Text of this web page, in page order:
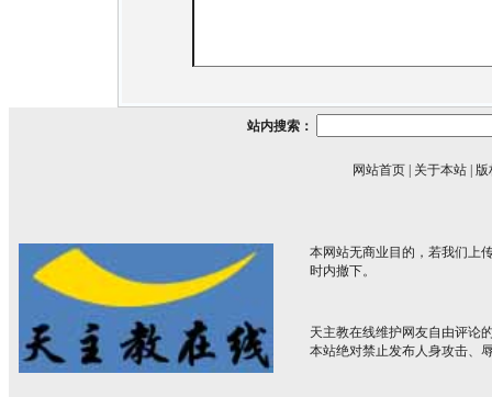
站内搜索：
网站首页 关于本站 版
本网站无商业目的，若我们上
时内撤下。
天主教在线维护网友自由评论
本站绝对禁止发布人身攻击、